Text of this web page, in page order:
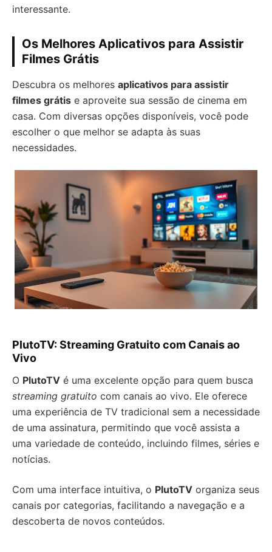
interessante.
Os Melhores Aplicativos para Assistir
Filmes Grátis
Descubra os melhores aplicativos para assistir
filmes grátis e aproveite sua sessão de cinema em
casa. Com diversas opções disponíveis, você pode
escolher o que melhor se adapta às suas
necessidades.
PlutoTV: Streaming Gratuito com Canais ao
Vivo
O PlutoTV é uma excelente opção para quem busca
streaming gratuito com canais ao vivo. Ele oferece
uma experiência de TV tradicional sem a necessidade
de uma assinatura, permitindo que você assista a
uma variedade de conteúdo, incluindo filmes, séries e
notícias.
Com uma interface intuitiva, o PlutoTV organiza seus
canais por categorias, facilitando a navegação e a
descoberta de novos conteúdos.